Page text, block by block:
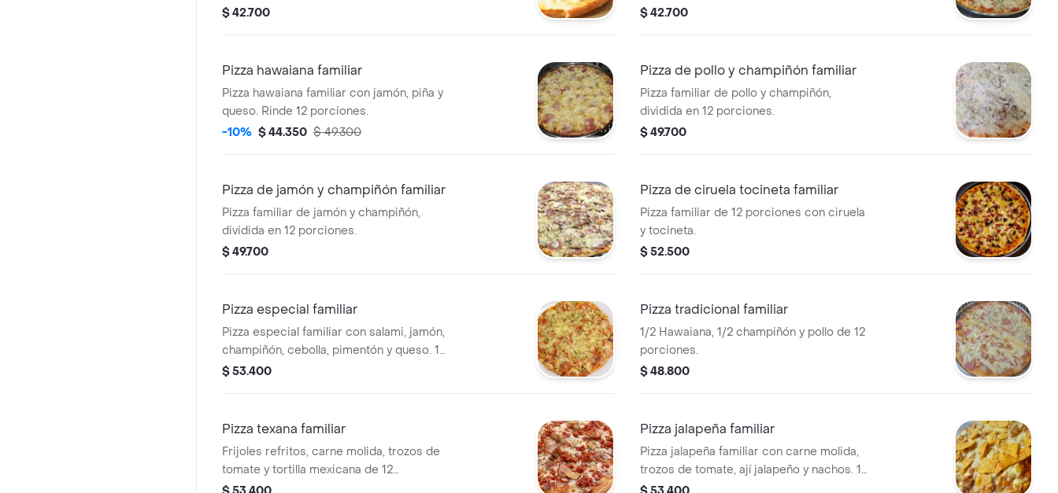
$ 42.700
compartir.
$ 42.700
Pizza hawaiana familiar
Pizza hawaiana familiar con jamón, piña y
queso. Rinde 12 porciones.
-10% $ 44.350 $ 49.300
Pizza de pollo y champiñón familiar
Pizza familiar de pollo y champiñón,
dividida en 12 porciones.
$ 49.700
Pizza de jamón y champiñón familiar
Pizza familiar de jamón y champiñón,
dividida en 12 porciones.
$ 49.700
Pizza de ciruela tocineta familiar
Pizza familiar de 12 porciones con ciruela
y tocineta.
$ 52.500
Pizza especial familiar
Pizza especial familiar con salami, jamón,
champiñón, cebolla, pimentón y queso. 12
porciones.
$ 53.400
Pizza tradicional familiar
1/2 Hawaiana, 1/2 champiñón y pollo de 12
porciones.
$ 48.800
Pizza texana familiar
Frijoles refritos, carne molida, trozos de
tomate y tortilla mexicana de 12
porciones.
Pizza jalapeña familiar
Pizza jalapeña familiar con carne molida,
trozos de tomate, ají jalapeño y nachos. 12
porciones.